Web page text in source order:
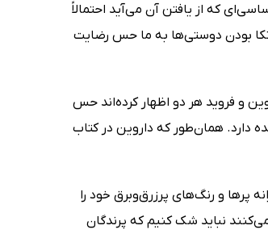
که از یافتن آن می‌آید احتمالاً
بودن دوستی‌ها به ما حس رضایت
و فروید هر دو اظهار کرده‌اند حس
دارد. همان‌طور که داروین در کتاب
پرها و رنگ‌های پرزرق‌وبرق خود را
نباید شک کنیم که پرندگان